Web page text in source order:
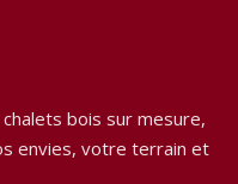
bois sur mesure,
envies, votre terrain et